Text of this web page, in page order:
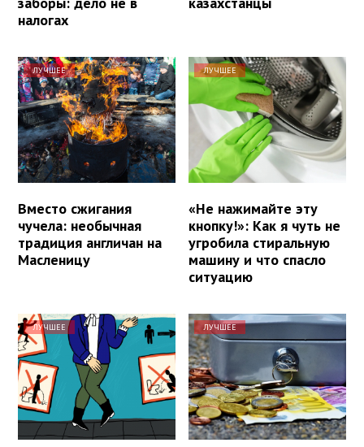
налогах
ЛУЧШЕЕ
Вместо сжигания
чучела: необычная
традиция англичан на
Масленицу
ЛУЧШЕЕ
«Не нажимайте эту
кнопку!»: Как я чуть не
угробила стиральную
машину и что спасло
ситуацию
ЛУЧШЕЕ ЛУЧШЕЕ